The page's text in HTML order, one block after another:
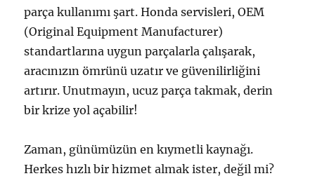
parça kullanımı şart. Honda servisleri, OEM
(Original Equipment Manufacturer)
standartlarına uygun parçalarla çalışarak,
aracınızın ömrünü uzatır ve güvenilirliğini
artırır. Unutmayın, ucuz parça takmak, derin
bir krize yol açabilir!
Zaman, günümüzün en kıymetli kaynağı.
Herkes hızlı bir hizmet almak ister, değil mi?